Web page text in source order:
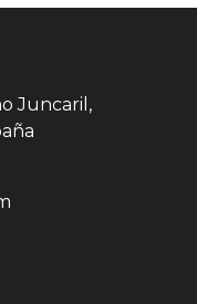
Juncaril,